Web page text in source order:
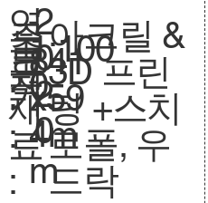
연
도
:
2
0
2
0
주
요
재
료
:
축
척
.
아크릴 &
3D 프린
팅 +스치
로폴, 우
드락
1:100
0
크
기
.
841
x59
4m
m